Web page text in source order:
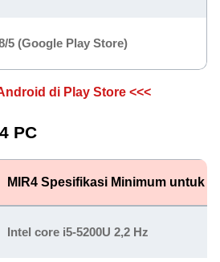
5 (Google Play Store)
di Play Store <<<
PC
MIR4 Spesifikasi Minimum untuk
Intel core i5-5200U 2,2 Hz